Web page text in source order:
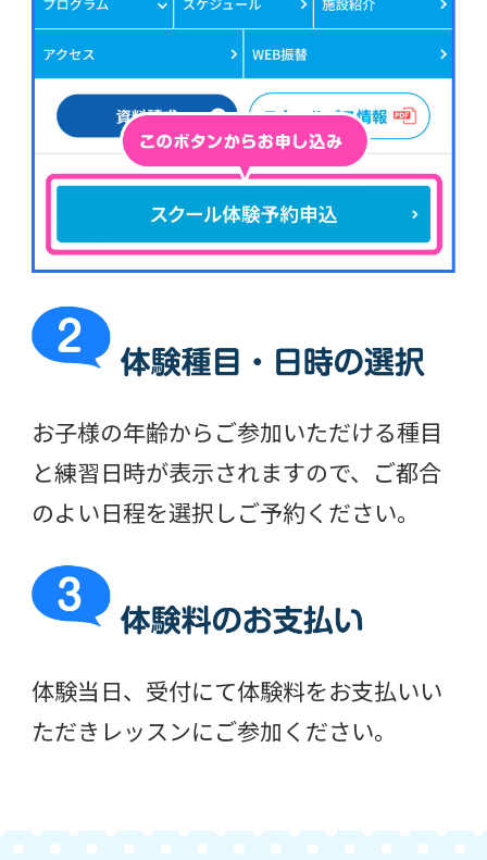
お子様の年齢からご参加いただける種目
と練習日時が表示されますので、ご都合
のよい日程を選択しご予約ください。
体験当日、受付にて体験料をお支払いい
ただきレッスンにご参加ください。